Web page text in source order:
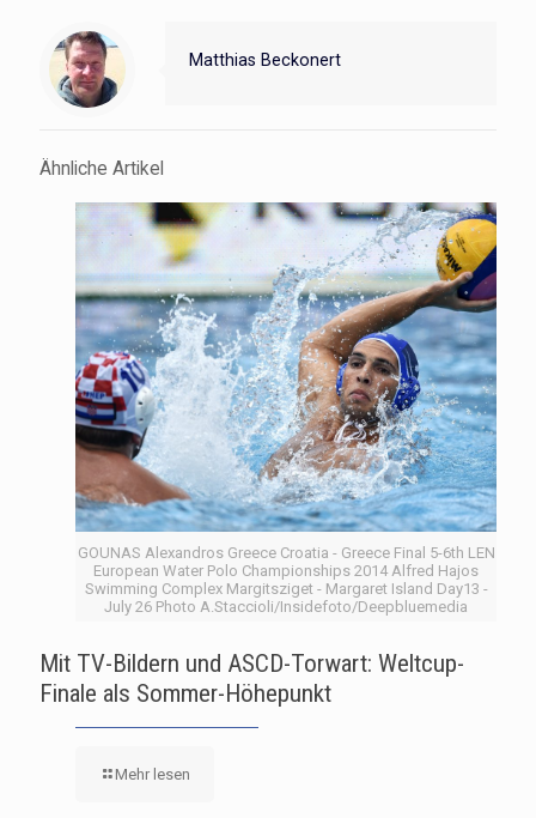
Matthias Beckonert
Ähnliche Artikel
GOUNAS Alexandros Greece Croatia - Greece Final 5-6th LEN
European Water Polo Championships 2014 Alfred Hajos
Swimming Complex Margitsziget - Margaret Island Day13 -
July 26 Photo A.Staccioli/Insidefoto/Deepbluemedia
Mit TV-Bildern und ASCD-Torwart: Weltcup-
Finale als Sommer-Höhepunkt
Mehr lesen